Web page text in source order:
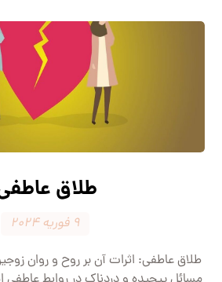
طلاق
۹ فوریه ۲۰۲۴
طلاق عاطفی: اثرات آن بر روح و روان